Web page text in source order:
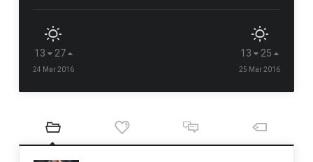
13 27
24 Mar 2016
13 25
25 Mar 2016